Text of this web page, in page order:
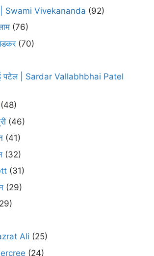
| Swami Vivekananda (92)
(76)
(70)
पटेल | Sardar Vallabhbhai Patel
(46)
(41)
(32)
(31)
(29)
Ali (25)
(24)